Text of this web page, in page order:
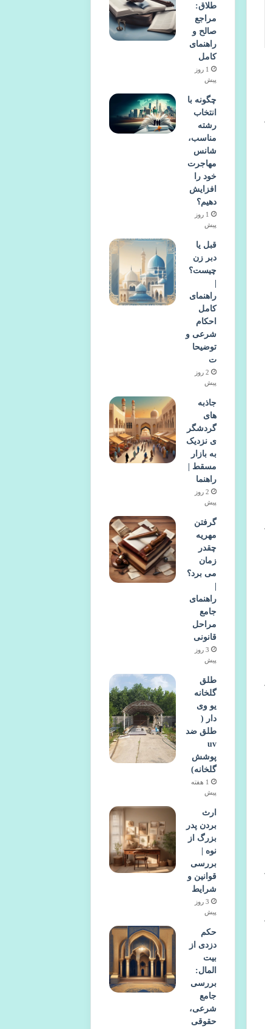
طلاق:
مراجع
صالح و
راهنمای
کامل
1 روز
پیش
چگونه با
انتخاب
رشته
مناسب،
شانس
مهاجرت
خود را
افزایش
دهیم؟
1 روز
پیش
قبل یا
دبر زن
چیست؟
راهنمای
کامل
احکام
شرعی و
توضیحا
ت
2 روز
پیش
جاذبه
های
گردشگر
ی نزدیک
به بازار
مسقط |
راهنما
2 روز
پیش
گرفتن
مهریه
چقدر
زمان
می برد؟
راهنمای
جامع
مراحل
قانونی
3 روز
پیش
طلق
گلخانه
یو وی
دار (
طلق ضد
uv
پوشش
گلخانه)
1 هفته
پیش
ارث
بردن پدر
بزرگ از
نوه |
بررسی
قوانین و
شرایط
3 روز
پیش
حکم
دزدی از
بیت
المال:
بررسی
جامع
شرعی،
حقوقی